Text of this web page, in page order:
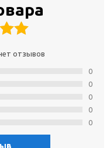
отзывов
0
0
0
0
0